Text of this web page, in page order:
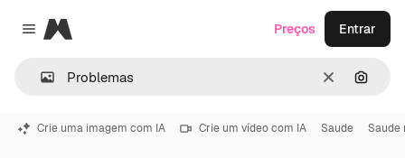
Close menu
Magnific
Limpar
Preços Entrar
Crie uma imagem com IA Crie um vídeo com IA Saude Saude